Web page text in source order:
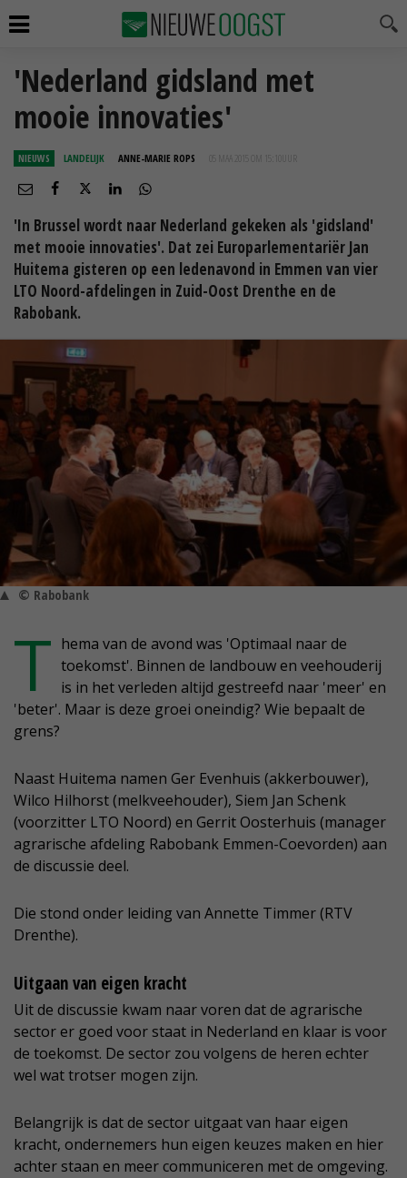
'Nederland gidsland met
mooie innovaties'
NIEUWS LANDELIJK ANNE-MARIE ROPS 05 MAA 2015 OM 15:10
'In Brussel wordt naar Nederland gekeken als 'gidsland'
met mooie innovaties'. Dat zei Europarlementariër Jan
Huitema gisteren op een ledenavond in Emmen van vier
LTO Noord-afdelingen in Zuid-Oost Drenthe en de
Rabobank.
© Rabobank
T hema van de avond was 'Optimaal naar de
toekomst'. Binnen de landbouw en veehouderij
is in het verleden altijd gestreefd naar 'meer' en
'beter'. Maar is deze groei oneindig? Wie bepaalt de
grens?
Naast Huitema namen Ger Evenhuis (akkerbouwer),
Wilco Hilhorst (melkveehouder), Siem Jan Schenk
(voorzitter LTO Noord) en Gerrit Oosterhuis (manager
agrarische afdeling Rabobank Emmen-Coevorden) aan
de discussie deel.
Die stond onder leiding van Annette Timmer (RTV
Drenthe).
Uitgaan van eigen kracht
Uit de discussie kwam naar voren dat de agrarische
sector er goed voor staat in Nederland en klaar is voor
de toekomst. De sector zou volgens de heren echter
wel wat trotser mogen zijn.
Belangrijk is dat de sector uitgaat van haar eigen
kracht, ondernemers hun eigen keuzes maken en hier
achter staan en meer communiceren met de omgeving.